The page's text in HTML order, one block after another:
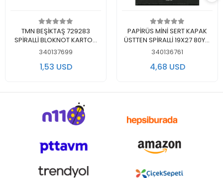
Add to cart
TMN BEŞİKTAŞ 729283
SPİRALLİ BLOKNOT KARTON
KAPAK A6 72YP. ÇİZGİLİ
340137699
1,53 USD
Add to cart
PAPİRÜS MİNİ SERT KAPAK
ÜSTTEN SPİRALLİ 19X27 80YP.
ÇİZGİSİZ (DÜZ) BLOKNOT
340136761
4,68 USD